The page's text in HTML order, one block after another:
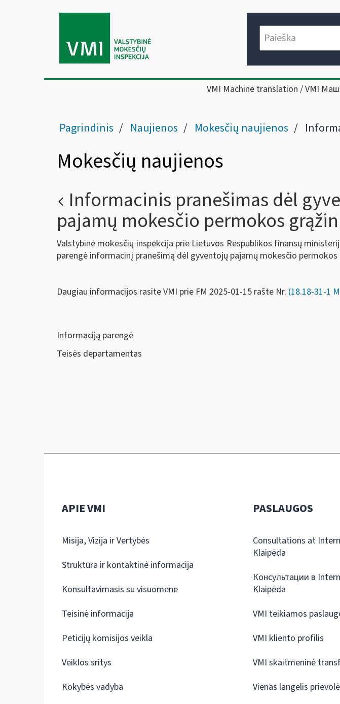
VMI Machine translation / VMI
Pagrindinis Naujienos Mokesčių naujienos Informacinis
Mokesčių naujienos
Informacinis pranešimas dėl
pajamų mokesčio permokos
Valstybinė mokesčių inspekcija prie Lietuvos Respublikos finansų
parengė informacinį pranešimą dėl gyventojų pajamų mokesčio
Daugiau informacijos rasite VMI prie FM 2025-01-15 rašte Nr. (18.18-31-1
Informaciją parengė
Teisės departamentas
APIE VMI
Misija, Vizija ir Vertybės
Struktūra ir kontaktinė informacija
Konsultavimasis su visuomene
Teisinė informacija
Peticijų komisijos veikla
Veiklos sritys
Kokybės vadyba
PASLAUGOS
Consultations at
Klaipėda
Консультации в
Klaipėda
VMI teikiamos
VMI kliento profilis
VMI skaitmeninė
Vienas langelis